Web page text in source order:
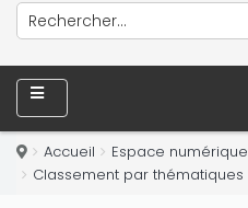
Accueil Espace numérique
Classement par thématiques